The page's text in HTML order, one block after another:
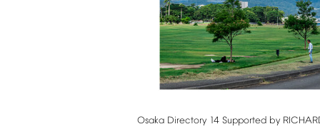
Osaka Directory 14 Supported by